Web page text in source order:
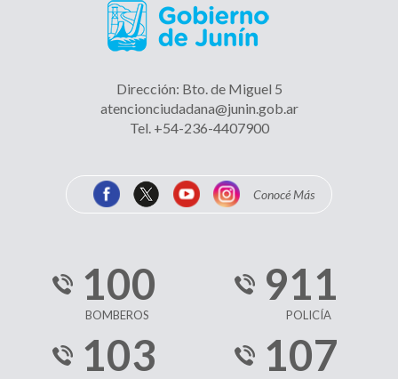
Muestra FINA, ROCK y ARTE
ORIENTACIÓN PARA LA ADOPCIÓN
Dirección: Bto. de Miguel 5
atencionciudadana@junin.gob.ar
Tel. +54-236-4407900
Conocé Más
100
BOMBEROS
911
POLICÍA
103 107